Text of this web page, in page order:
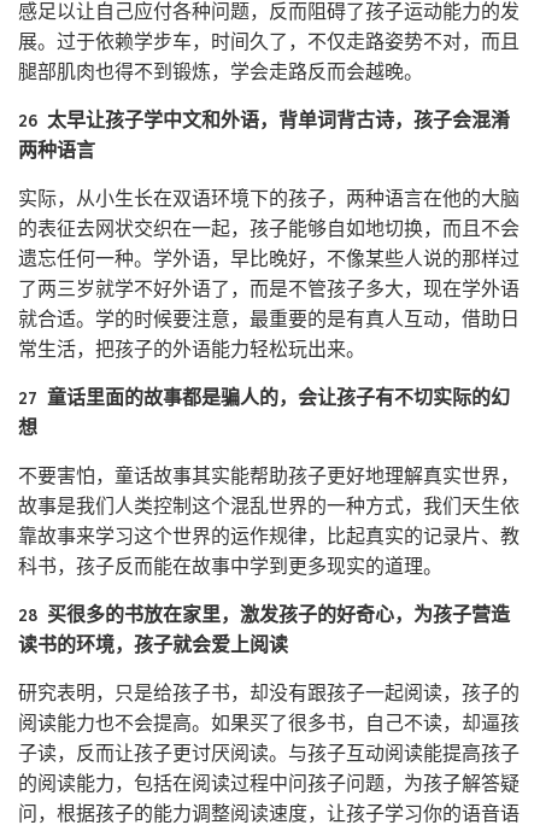
感足以让自己应付各种问题，反而阻碍了孩子运动能力的发
展。过于依赖学步车，时间久了，不仅走路姿势不对，而且
腿部肌肉也得不到锻炼，学会走路反而会越晚。
26 太早让孩子学中文和外语，背单词背古诗，孩子会混淆
两种语言
实际，从小生长在双语环境下的孩子，两种语言在他的大脑
的表征去网状交织在一起，孩子能够自如地切换，而且不会
遗忘任何一种。学外语，早比晚好，不像某些人说的那样过
了两三岁就学不好外语了，而是不管孩子多大，现在学外语
就合适。学的时候要注意，最重要的是有真人互动，借助日
常生活，把孩子的外语能力轻松玩出来。
27 童话里面的故事都是骗人的，会让孩子有不切实际的幻
想
不要害怕，童话故事其实能帮助孩子更好地理解真实世界，
故事是我们人类控制这个混乱世界的一种方式，我们天生依
靠故事来学习这个世界的运作规律，比起真实的记录片、教
科书，孩子反而能在故事中学到更多现实的道理。
28 买很多的书放在家里，激发孩子的好奇心，为孩子营造
读书的环境，孩子就会爱上阅读
研究表明，只是给孩子书，却没有跟孩子一起阅读，孩子的
阅读能力也不会提高。如果买了很多书，自己不读，却逼孩
子读，反而让孩子更讨厌阅读。与孩子互动阅读能提高孩子
的阅读能力，包括在阅读过程中问孩子问题，为孩子解答疑
问，根据孩子的能力调整阅读速度，让孩子学习你的语音语